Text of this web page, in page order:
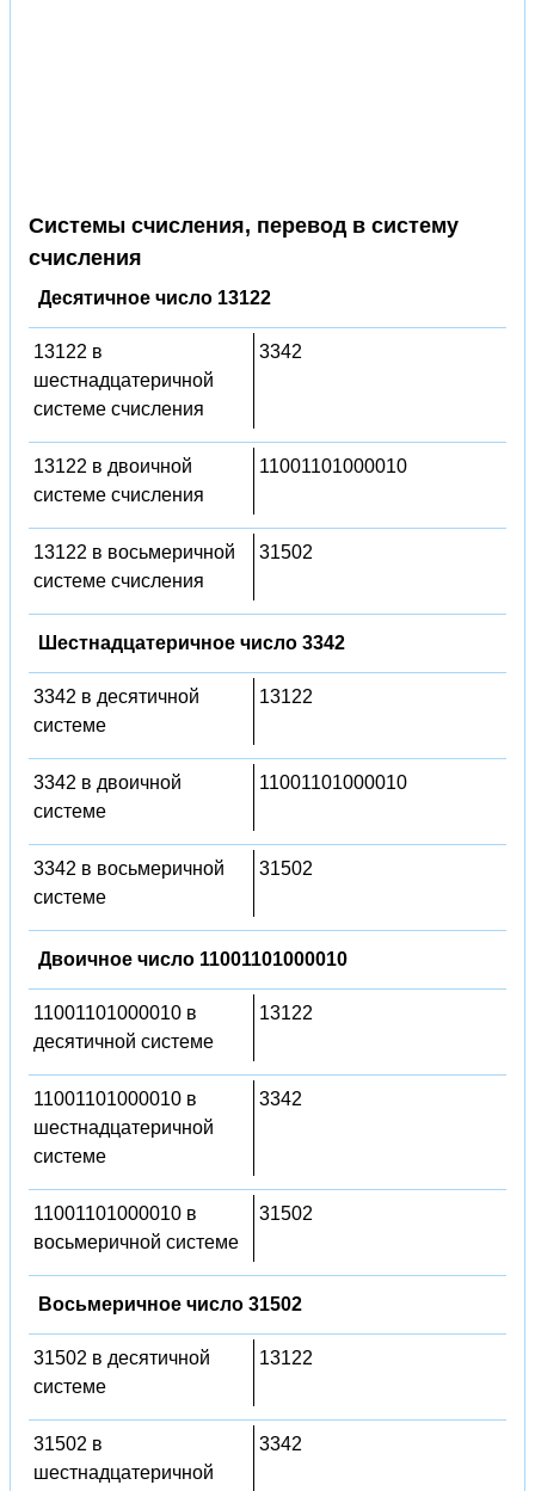
Системы счисления, перевод в систему
счисления
Десятичное число 13122
13122 в
шестнадцатеричной
системе счисления
3342
13122 в двоичной
системе счисления
11001101000010
13122 в восьмеричной
системе счисления
31502
Шестнадцатеричное число 3342
3342 в десятичной
системе
13122
3342 в двоичной
системе
11001101000010
3342 в восьмеричной
системе
31502
Двоичное число 11001101000010
11001101000010 в
десятичной системе
13122
11001101000010 в
шестнадцатеричной
системе
3342
11001101000010 в
восьмеричной системе
31502
Восьмеричное число 31502
31502 в десятичной
системе
13122
31502 в
шестнадцатеричной
3342